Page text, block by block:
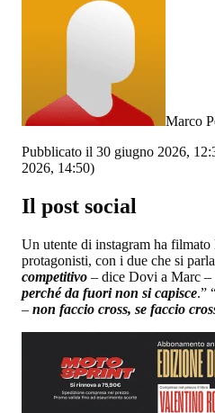
Marco
Pubblicato il 30 giugno 2026,
2026, 14:50)
Il post social
Un utente di instagram ha filmato
protagonisti, con i due che si
competitivo – dice Dovi a Marc –
perché da fuori non si capisce.”
– non faccio cross, se faccio